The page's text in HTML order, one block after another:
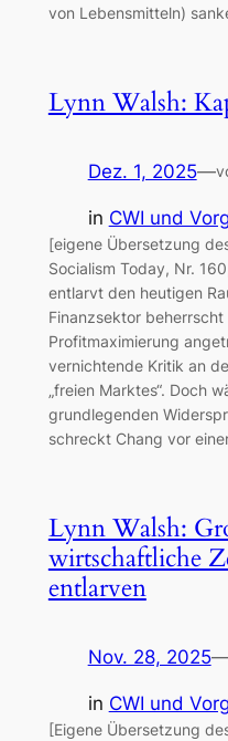
von Lebensmitteln)
Lynn Walsh:
Dez. 1, 2025—
in CWI und
[eigene Übersetzung
Socialism Today, Nr.
entlarvt den heutigen
Finanzsektor
Profitmaximierung
vernichtende Kritik an
„freien Marktes“. Doch
grundlegenden
schreckt Chang vor
Lynn Walsh:
wirtschaftliche
entlarven
Nov. 28, 2025
in CWI und
[Eigene Übersetzung